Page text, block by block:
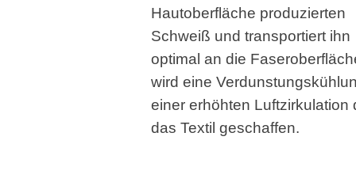
Hautoberfläche produzierten
Schweiß und transportiert ihn
optimal an die
wird eine
einer erhöhten Luftzirkulation
das Textil geschaffen.